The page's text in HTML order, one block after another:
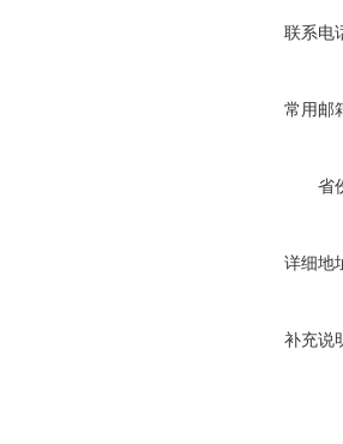
联系电
常用邮
省
详细地
补充说